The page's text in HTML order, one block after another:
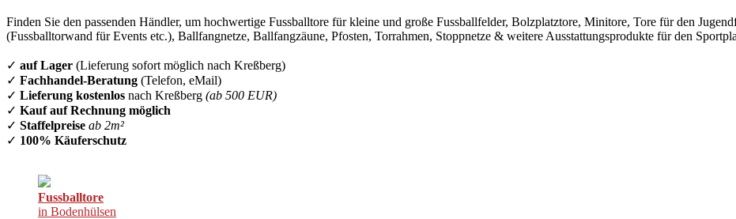
Finden Sie den passenden Händler, um hochwertige Fussballtore für kleine und große Fussballfelder, Bolzplatztore, Minitore, Tore für den
(Fussballtorwand für Events etc.), Ballfangnetze, Ballfangzäune, Pfosten, Torrahmen, Stoppnetze & weitere Ausstattungsprodukte für den
✓ auf Lager (Lieferung sofort möglich nach Kreßberg)
✓ Fachhandel-Beratung (Telefon, eMail)
✓ Lieferung kostenlos nach Kreßberg (ab 500 EUR)
✓ Kauf auf Rechnung möglich
✓ Staffelpreise ab 2m²
✓ 100% Käuferschutz
Fussballtore
in Bodenhülsen